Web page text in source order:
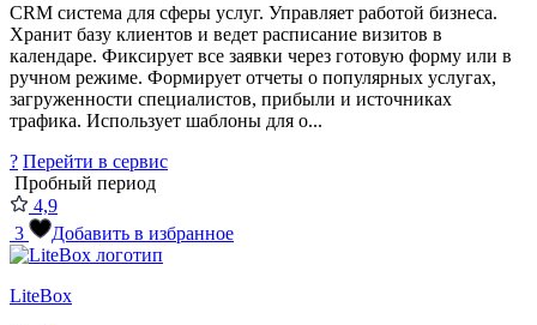
CRM система для сферы услуг. Управляет работой бизнеса.
Хранит базу клиентов и ведет расписание визитов в
календаре. Фиксирует все заявки через готовую форму или в
ручном режиме. Формирует отчеты о популярных услугах,
загруженности специалистов, прибыли и источниках
трафика. Использует шаблоны для о...
? Перейти в сервис
Пробный период
4,9
3
Добавить в избранное
LiteBox